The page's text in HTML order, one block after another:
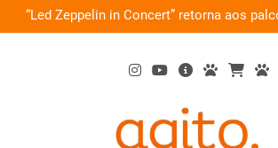
Skip
to
“Led Zeppelin in Concert” retorna aos
Nova